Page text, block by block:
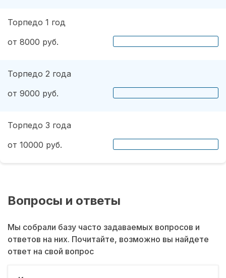
Торпедо 1 год
от 8000 руб.
Торпедо 2 года
от 9000 руб.
Торпедо 3 года
от 10000 руб.
Вопросы и ответы
Мы собрали базу часто задаваемых вопросов и
ответов на них. Почитайте, возможно вы найдете
ответ на свой вопрос